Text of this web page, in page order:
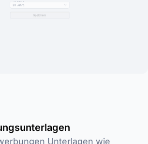
Unterlagen wie